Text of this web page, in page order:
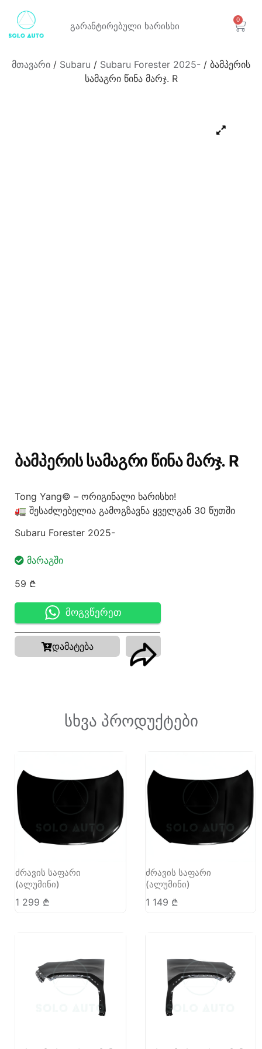
გარანტირებული ხარისხი
0
მთავარი / Subaru / Subaru Forester 2025- / ბამპერის
სამაგრი წინა მარჯ. R
ᲑᲐᲛᲞᲔᲠᲘᲡ ᲡᲐᲛᲐᲒᲠᲘ ᲬᲘᲜᲐ ᲛᲐᲠᲯ. R
Tong Yang© – ორიგინალი ხარისხი!
🚛 შესაძლებელია გამოგზავნა ყველგან 30 წუთში
Subaru Forester 2025-
ᲛᲐᲠᲐᲒᲨᲘ
59 ₾
მოგვწერეთ
დამატება
სხვა პროდუქტები
ძრავის საფარი
(ალუმინი)
1 299 ₾
ძრავის საფარი
(ალუმინი)
1 149 ₾